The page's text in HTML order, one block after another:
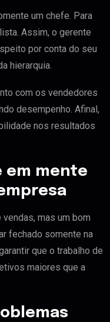
um chefe. Para
Assim, o gerente
por conta do seu
hierarquia.
com os vendedores
desempenho. Afinal,
nos resultados
em mente
mas um bom
fechado somente na
que o trabalho de
maiores que a